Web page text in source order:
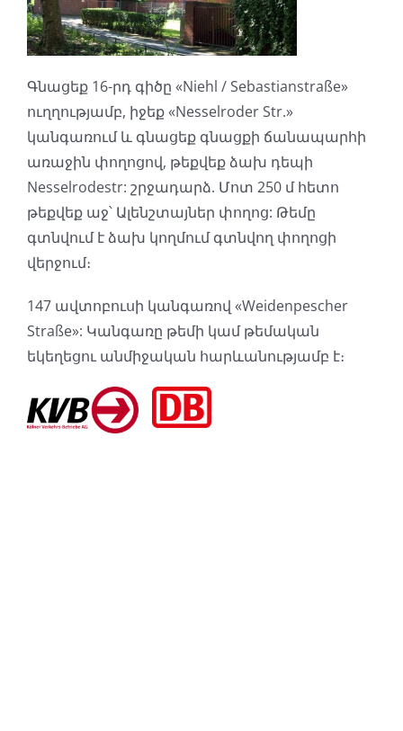
Գնացեք 16-րդ գիծը «Niehl / Sebastianstraße»
ուղղությամբ, իջեք «Nesselroder Str.»
կանգառում և գնացեք գնացքի ճանապարհի
առաջին փողոցով, թեքվեք ձախ դեպի
Nesselrodestr: շրջադարձ. Մոտ 250 մ հետո
թեքվեք աջ՝ Ալենշտայներ փողոց: Թեմը
գտնվում է ձախ կողմում գտնվող փողոցի
վերջում։
147 ավտոբուսի կանգառով «Weidenpescher
Straße»: Կանգառը թեմի կամ թեմական
եկեղեցու անմիջական հարևանությամբ է։